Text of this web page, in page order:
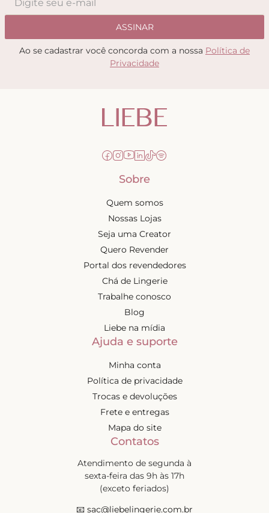
ASSINAR
Ao se cadastrar você concorda com a nossa Política de
Privacidade
Sobre
Quem somos
Nossas Lojas
Seja uma Creator
Quero Revender
Portal dos revendedores
Chá de Lingerie
Trabalhe conosco
Blog
Liebe na mídia
Ajuda e suporte
Minha conta
Política de privacidade
Trocas e devoluções
Frete e entregas
Mapa do site
Contatos
Atendimento de segunda à
sexta-feira das 9h às 17h
(exceto feriados)
📧 sac@liebelingerie.com.br